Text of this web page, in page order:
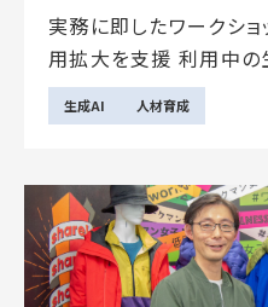
実務に即したワークシ
用拡大を支援 利用中
生成AI 人材育成